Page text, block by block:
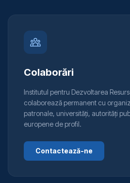
Colaborări
Institutul pentru Dezvoltarea
colaborează permanent cu
patronale, universități, autorități
europene de profil.
Contactează-ne